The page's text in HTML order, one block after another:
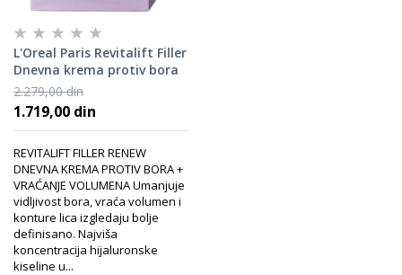
L'Oreal Paris Revitalift Filler
Dnevna krema protiv bora
50 ml
2.279,00 din
1.719,00 din
REVITALIFT FILLER RENEW
DNEVNA KREMA PROTIV BORA +
VRAĆANJE VOLUMENA Umanjuje
vidljivost bora, vraća volumen i
konture lica izgledaju bolje
definisano. Najviša
koncentracija hijaluronske
kiseline u...